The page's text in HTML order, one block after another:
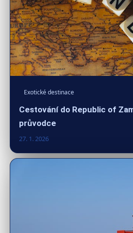
Exotické destinace
Cestování do Republic of
průvodce
27. 1. 2026